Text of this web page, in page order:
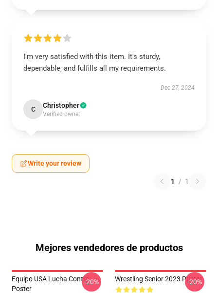
I'm very satisfied with this item. It's sturdy,
dependable, and fulfills all my requirements.
Dec 27, 2024
C Christopher
Verified owner
Write your review
1 / 1
Mejores vendedores de productos
Equipo USA Lucha Contra
Poster
-20% Wrestling Senior 2023 Poster
-20%